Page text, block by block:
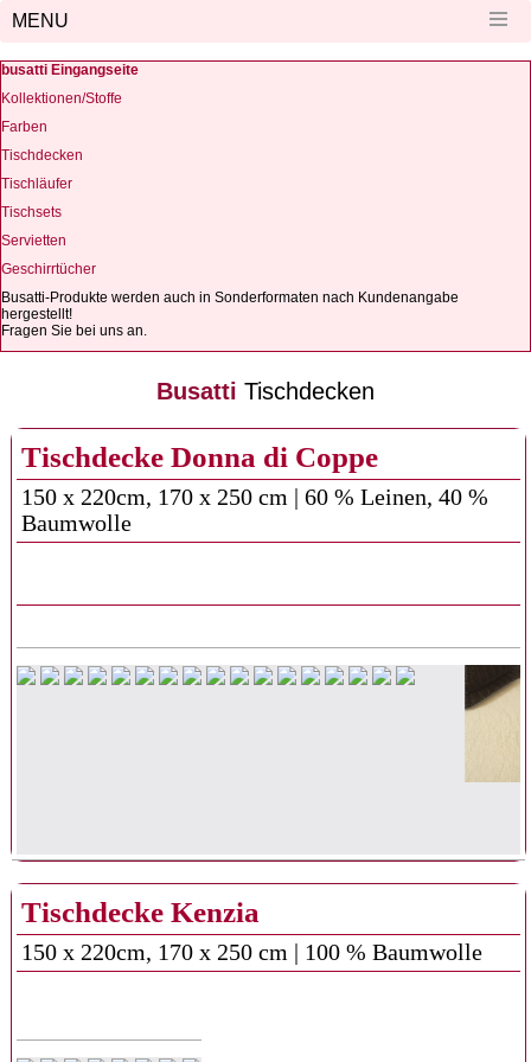
MENU
busatti Eingangseite
Kollektionen/Stoffe
Farben
Tischdecken
Tischläufer
Tischsets
Servietten
Geschirrtücher
Busatti-Produkte werden auch in Sonderformaten nach Kundenangabe
hergestellt!
Fragen Sie bei uns an.
Busatti Tischdecken
Tischdecke Donna di Coppe
150 x 220cm, 170 x 250 cm | 60 % Leinen, 40 %
Baumwolle
Tischdecke Kenzia
150 x 220cm, 170 x 250 cm | 100 % Baumwolle